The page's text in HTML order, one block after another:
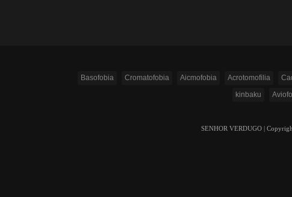
Basofobia Cromatofobia Aicmofobia Acrotomofilia
kinbaku
SENHOR VERDUGO |